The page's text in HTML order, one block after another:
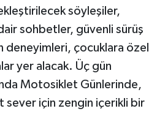
söyleşiler,
sohbetler, güvenli sürüş
deneyimleri, çocuklara özel
yer alacak. Üç gün
Motosiklet Günlerinde,
sever için zengin içerikli bir